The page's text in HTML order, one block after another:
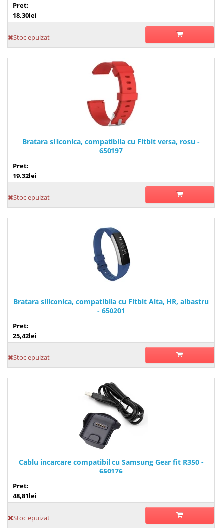
Pret:
18,30lei
Stoc epuizat
Bratara siliconica, compatibila cu Fitbit versa, rosu -
650197
Pret:
19,32lei
Stoc epuizat
Bratara siliconica, compatibila cu Fitbit Alta, HR, albastru
- 650201
Pret:
25,42lei
Stoc epuizat
Cablu incarcare compatibil cu Samsung Gear fit R350 -
650176
Pret:
48,81lei
Stoc epuizat